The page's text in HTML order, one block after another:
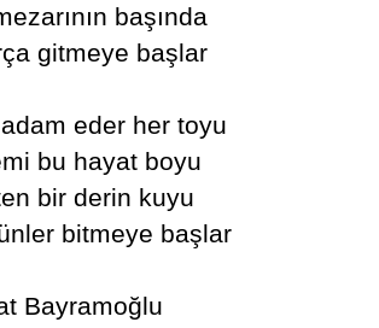
başında
gitmeye başlar
eder her toyu
bu hayat boyu
bir derin kuyu
bitmeye başlar
Bayramoğlu